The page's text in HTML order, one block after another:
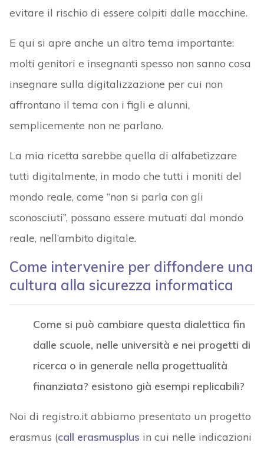
evitare il rischio di essere colpiti dalle macchine.
E qui si apre anche un altro tema importante:
molti genitori e insegnanti spesso non sanno cosa
insegnare sulla digitalizzazione per cui non
affrontano il tema con i figli e alunni,
semplicemente non ne parlano.
La mia ricetta sarebbe quella di alfabetizzare
tutti digitalmente, in modo che tutti i moniti del
mondo reale, come “non si parla con gli
sconosciuti”, possano essere mutuati dal mondo
reale, nell’ambito digitale.
Come intervenire per diffondere una
cultura alla sicurezza informatica
Come si può cambiare questa dialettica fin
dalle scuole, nelle università e nei progetti di
ricerca o in generale nella progettualità
finanziata? esistono già esempi replicabili?
Noi di registro.it abbiamo presentato un progetto
erasmus (call erasmusplus in cui nelle indicazioni